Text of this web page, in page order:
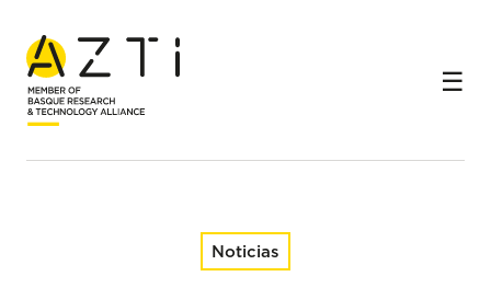
Inicio
Noticias
10 tendencias que están transformando el sector
alimentario en 2025: Food 4 Future anticipa el futuro de
la alimentación
Noticias